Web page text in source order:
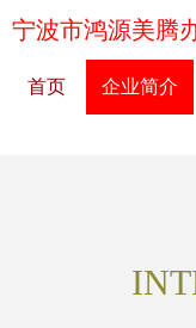
宁波市鸿源美腾
首页 企业简介